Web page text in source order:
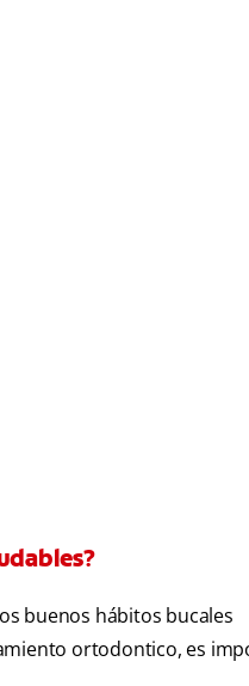
buenos hábitos bucales
ortodontico, es